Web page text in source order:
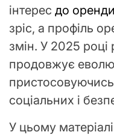
інтерес до
зріс, а профіль
змін. У 2025 році
продовжує
соціальних і
У цьому